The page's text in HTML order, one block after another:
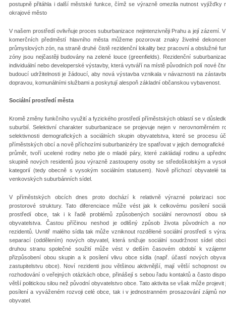
postupně přitáhla i další městské funkce, čímž se výrazně omezila nutnost vyjížďky
okrajové město
V našem prostředí ovlivňuje proces suburbanizace nejintenzivněji Prahu a její zázemí.
komerčních předměstí hlavního města můžeme pozorovat znaky živelné
průmyslových zón, na straně druhé čistě rezidenční lokality bez pracovní a obslužné
zóny jsou nejčastěji budovány na zelené louce (greenfields). Rezidenční
individuální nebo developerské výstavby, která vytváří na místě původních polí nové
budoucí udržitelnosti je žádoucí, aby nová výstavba vznikala v návaznosti na
dopravou, komunálními službami a poskytují alespoň základní občanskou vybavenost.
Sociální prostředí města
Kromě změny funkčního využití a fyzického prostředí příměstských oblastí se v
suburbií. Selektivní charakter suburbanizace se projevuje nejen v nerovnoměrném
selektivnosti demografických a sociálních skupin obyvatelstva, které se procesu
příměstských obcí a nově příchozími suburbanizéry lze spatřovat v jejich
průměr, tvoří ucelené rodiny nebo jde o mladé páry, které zakládají rodinu a
skupině nových residentů jsou výrazně zastoupeny osoby se středoškolským a
kategorií (tedy obecně s vysokým sociálním statusem). Nově příchozí obyvatelé
venkovských suburbánních sídel.
V příměstských obcích dnes proto dochází k relativně výrazné polarizaci
prostorové struktury. Tato diferenciace může vést jak k celkovému posílení
prostředí obce, tak i k řadě problémů způsobených sociální nerovností obou
obyvatelstva. Častou příčinou neshod je odlišný způsob života původních a
rezidentů. Uvnitř malého sídla tak může vzniknout rozdělené sociální prostředí s
separací (oddělením) nových obyvatel, která snižuje sociální soudržnost sídel
druhou stranu společné soužití může vést v delším časovém období k
přizpůsobení obou skupin a k posílení vlivu obce sídla (např. účastí nových
zastupitelstvu obce). Noví rezidenti jsou většinou aktivnější, mají větší schopnost
rozhodování o veřejných otázkách obce, přinášejí s sebou řadu kontaktů a často
větší politickou silou než původní obyvatelstvo obce. Tato aktivita se však může projevit
posílení a vyváženém rozvoji celé obce, tak i v jednostranném prosazování zájmů
obyvatel.